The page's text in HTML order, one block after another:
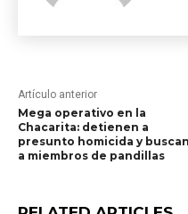
Artículo anterior
Mega operativo en la
Chacarita: detienen a
presunto homicida y buscan
a miembros de pandillas